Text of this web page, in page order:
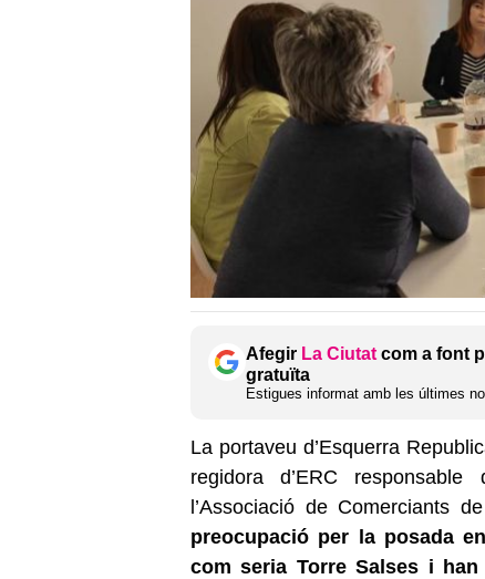
Afegir La Ciutat com a font
gratuïta
Estigues informat amb les últimes
La portaveu d’Esquerra
regidora d’ERC
l’Associació de Comerciants
preocupació per la posada
com seria Torre Salses i